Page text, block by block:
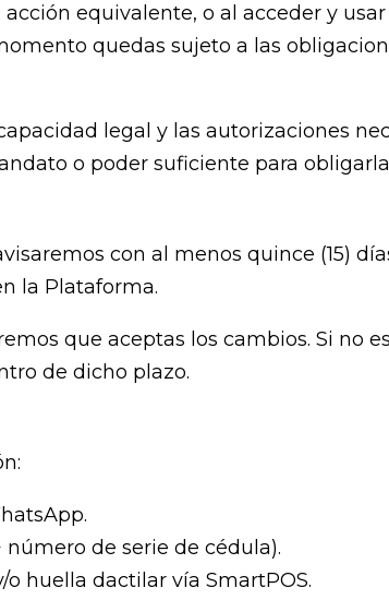
acción equivalente, o al acceder y
quedas sujeto a las
legal y las autorizaciones
o poder suficiente para
con al menos quince (15)
la Plataforma.
que aceptas los cambios. Si no
de dicho plazo.
de serie de cédula).
huella dactilar vía SmartPOS.